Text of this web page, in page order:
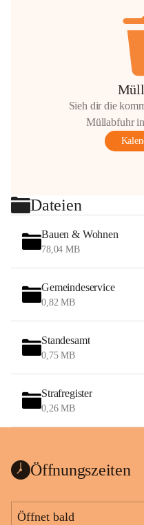
Sieh dir die
Müllabfuhr
Dateien
Bauen & Wohnen
78,04 MB
Gemeindeservice
0,82 MB
Standesamt
0,75 MB
Strafregister
0,26 MB
Öffnungszeiten
Öffnet bald